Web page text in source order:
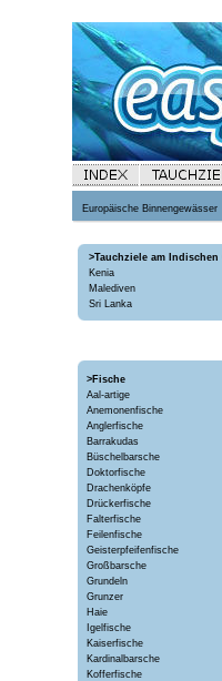
Europäische Binnengewässer
>Tauchziele am Indischen
Kenia
Malediven
Sri Lanka
>Fische
Aal-artige
Anemonenfische
Anglerfische
Barrakudas
Büschelbarsche
Doktorfische
Drachenköpfe
Drückerfische
Falterfische
Feilenfische
Geisterpfeifenfische
Großbarsche
Grundeln
Grunzer
Haie
Igelfische
Kaiserfische
Kardinalbarsche
Kofferfische